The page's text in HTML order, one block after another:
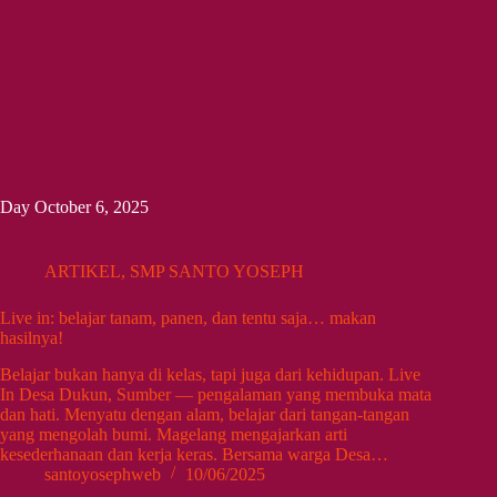
Day October 6, 2025
ARTIKEL, SMP SANTO YOSEPH
Live in: belajar tanam, panen, dan tentu saja… makan
hasilnya!
Belajar bukan hanya di kelas, tapi juga dari kehidupan. Live
In Desa Dukun, Sumber — pengalaman yang membuka mata
dan hati. Menyatu dengan alam, belajar dari tangan-tangan
yang mengolah bumi. Magelang mengajarkan arti
kesederhanaan dan kerja keras. Bersama warga Desa…
santoyosephweb
10/06/2025